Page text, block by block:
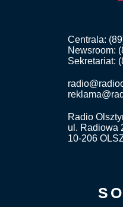
Centrala:
Newsroom:
Sekretariat:
Radio
ul. Radiowa
10-206